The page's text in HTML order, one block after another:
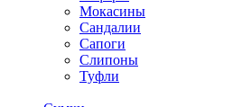
Мокасины
Сандалии
Сапоги
Слипоны
Туфли